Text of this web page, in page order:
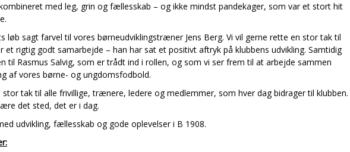
med leg, grin og fællesskab – og ikke mindst pandekager, som var et stort hit
løb sagt farvel til vores børneudviklingstræner Jens Berg. Vi vil gerne rette en stor tak til
et rigtig godt samarbejde – han har sat et positivt aftryk på klubbens udvikling. Samtidig
til Rasmus Salvig, som er trådt ind i rollen, og som vi ser frem til at arbejde sammen
af vores børne- og ungdomsfodbold.
stor tak til alle frivillige, trænere, ledere og medlemmer, som hver dag bidrager til klubben.
det sted, det er i dag.
udvikling, fællesskab og gode oplevelser i B 1908.